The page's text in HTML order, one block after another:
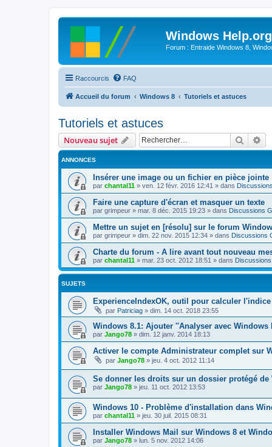
Windows Help.org
Forum : Entraide Windows 8,
Raccourcis FAQ
Accueil du forum Windows 8 Tutoriels et astuces
Tutoriels et astuces
Nouveau sujet
ANNONCES
Insérer une image ou un fichier en pièce jointe
par chantal11 » ven. 12 févr. 2016 12:41 » dans
Faire une capture d'écran et masquer un texte
par grimpeur » mar. 8 déc. 2015 19:23 » dans Discussions
Mettre un sujet en [résolu] sur le forum
par grimpeur » dim. 22 nov. 2015 12:34 » dans Discussions
Charte du forum - A lire avant tout nouveau
par chantal11 » mar. 23 oct. 2012 18:51 » dans
SUJETS
ExperienceIndexOK, outil pour calculer
par Patriciag » dim. 14 oct. 2018 23:55
Windows 8.1: Ajouter ''Analyser avec Windows
par Jango78 » dim. 12 janv. 2014 18:13
Activer le compte Administrateur complet sur
par Jango78 » jeu. 4 oct. 2012 11:14
Se donner les droits sur un dossier protégé de
par Jango78 » jeu. 11 oct. 2012 13:53
Windows 10 - Problème d'installation dans
par chantal11 » jeu. 30 juil. 2015 08:31
Installer Windows Mail sur Windows 8 et
par Jango78 » lun. 5 nov. 2012 14:06